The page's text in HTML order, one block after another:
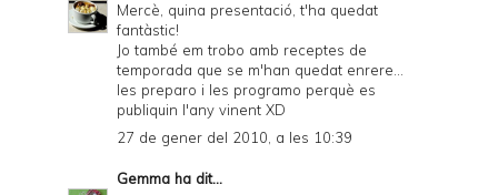
Mercè, quina presentació, t'ha quedat
fantàstic!
Jo també em trobo amb receptes de
temporada que se m'han quedat enrere...
les preparo i les programo perquè es
publiquin l'any vinent XD
27 de gener del 2010, a les 10:39
Gemma ha dit...